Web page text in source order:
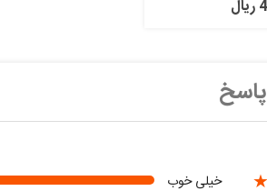
خیلی خوب